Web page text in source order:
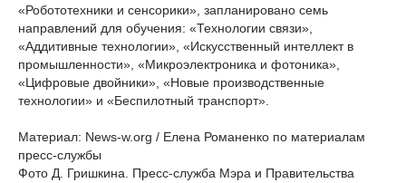
«Робототехники и сенсорики», запланировано семь
направлений для обучения: «Технологии связи»,
«Аддитивные технологии», «Искусственный интеллект в
промышленности», «Микроэлектроника и фотоника»,
«Цифровые двойники», «Новые производственные
технологии» и «Беспилотный транспорт».
Материал: News-w.org / Елена Романенко по материалам
пресс-службы
Фото Д. Гришкина. Пресс-служба Мэра и Правительства